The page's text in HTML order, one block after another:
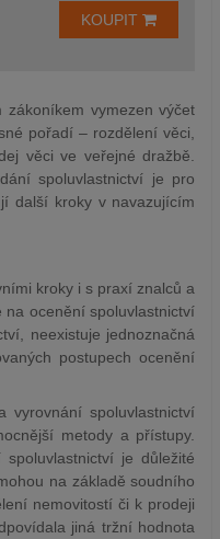
KOUPIT
vymezen výčet
pořadí – rozdělení věci,
věci ve veřejné dražbě.
spoluvlastnictví je pro
další kroky v navazujícím
kroky i s praxí znalců a
na ocenění spoluvlastnictví
neexistuje jednoznačná
postupech ocenění
spoluvlastnictví
metody a přístupy.
je důležité
na základě soudního
nemovitostí či k prodeji
jiná tržní hodnota